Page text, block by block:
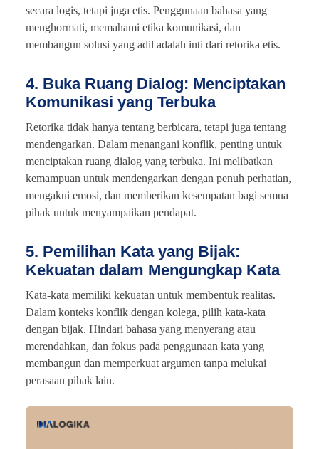
secara logis, tetapi juga etis. Penggunaan bahasa yang
menghormati, memahami etika komunikasi, dan
membangun solusi yang adil adalah inti dari retorika etis.
4. Buka Ruang Dialog: Menciptakan
Komunikasi yang Terbuka
Retorika tidak hanya tentang berbicara, tetapi juga tentang
mendengarkan. Dalam menangani konflik, penting untuk
menciptakan ruang dialog yang terbuka. Ini melibatkan
kemampuan untuk mendengarkan dengan penuh perhatian,
mengakui emosi, dan memberikan kesempatan bagi semua
pihak untuk menyampaikan pendapat.
5. Pemilihan Kata yang Bijak:
Kekuatan dalam Mengungkap Kata
Kata-kata memiliki kekuatan untuk membentuk realitas.
Dalam konteks konflik dengan kolega, pilih kata-kata
dengan bijak. Hindari bahasa yang menyerang atau
merendahkan, dan fokus pada penggunaan kata yang
membangun dan memperkuat argumen tanpa melukai
perasaan pihak lain.